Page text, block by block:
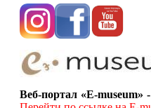
Веб-портал «E-